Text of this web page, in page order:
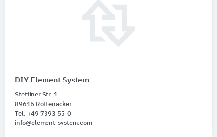
DIY Element System
Stettiner Str. 1
89616 Rottenacker
Tel. +49 7393 55-0
info@element-system.com